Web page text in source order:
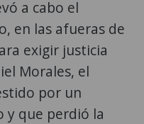
a cabo el
en las afueras de
exigir justicia
Morales, el
por un
y que perdió la